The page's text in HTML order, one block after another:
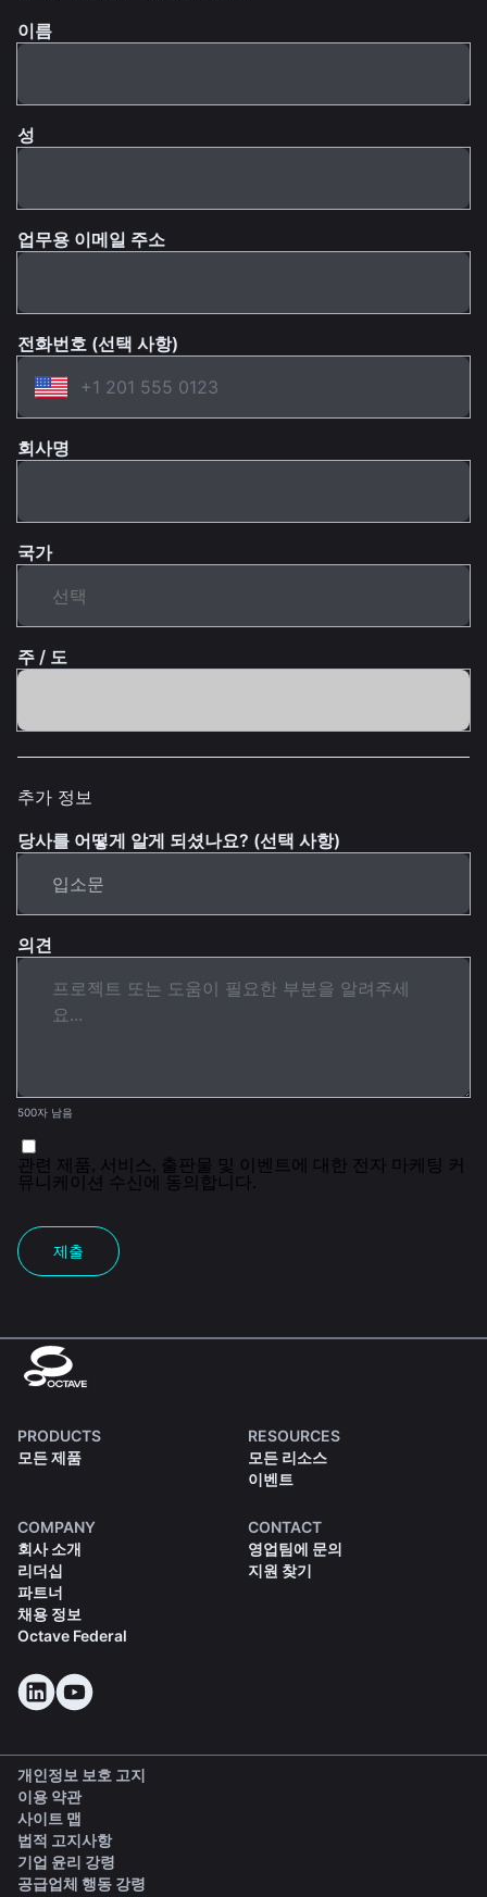
이름
성
업무용 이메일 주소
전화번호 (선택 사항)
회사명
국가
주 / 도
추가 정보
당사를 어떻게 알게 되셨나요? (선택 사항)
의견
500자 남음
관련 제품, 서비스, 출판물 및 이벤트에 대한 전자 마케팅 커
뮤니케이션 수신에 동의합니다.
제출
PRODUCTS
모든 제품
RESOURCES
모든 리소스
이벤트
COMPANY
회사 소개
리더십
파트너
채용 정보
Octave Federal
CONTACT
영업팀에 문의
지원 찾기
개인정보 보호 고지
이용 약관
사이트 맵
법적 고지사항
기업 윤리 강령
공급업체 행동 강령